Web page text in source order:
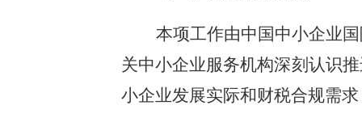
本项工作由中国中小企业
关中小企业服务机构深刻认识
小企业发展实际和财税合规需